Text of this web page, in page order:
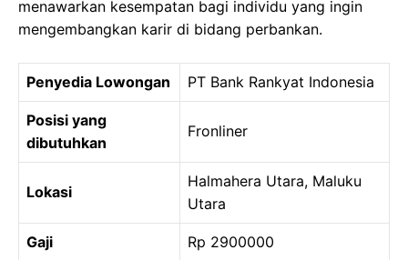
menawarkan kesempatan bagi individu yang ingin
mengembangkan karir di bidang perbankan.
Penyedia Lowongan PT Bank Rankyat Indonesia
Posisi yang
dibutuhkan
Fronliner
Lokasi
Halmahera Utara, Maluku
Utara
Gaji Rp 2900000